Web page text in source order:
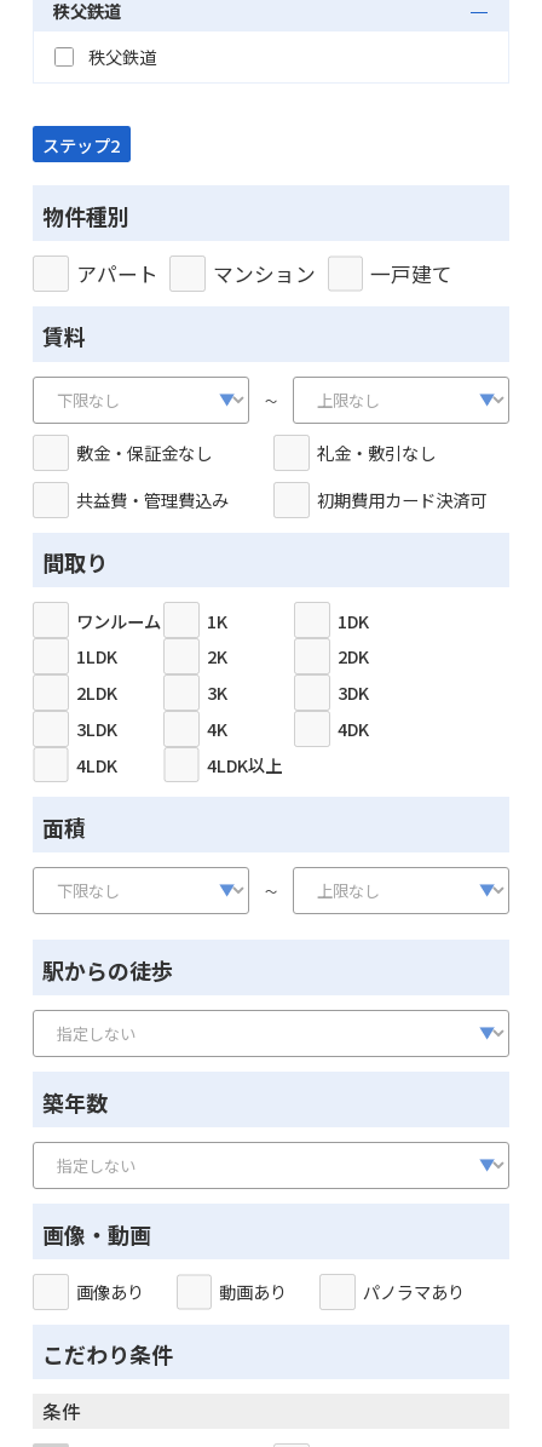
秩父鉄道
秩父鉄道
ステップ2
物件種別
アパート マンション 一戸建て
賃料
～
敷金・保証金なし
礼金・敷引なし
共益費・管理費込み
初期費用カード決済可
間取り
ワンルーム 1K
1DK
1LDK
2K
2DK
2LDK
3K
3DK
3LDK
4K
4DK
4LDK
4LDK以上
面積
～
駅からの徒歩
築年数
画像・動画
画像あり 動画あり パノラマあり
こだわり条件
条件